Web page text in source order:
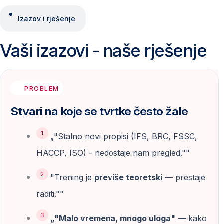
Izazov i rješenje
Vaši izazovi - naše rješenje
PROBLEM
Stvari na koje se tvrtke često žale
„"Stalno novi propisi (IFS, BRC, FSSC,
HACCP, ISO) - nedostaje nam pregled.""
"Trening je previše teoretski— prestaje
raditi.""
„"Malo vremena, mnogo uloga" — kako